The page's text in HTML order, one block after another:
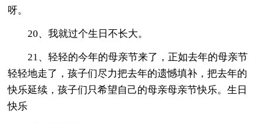
呀。
20、我就过个生日不长大。
21、轻轻的今年的母亲节来了，正如去年的母亲节
轻轻地走了，孩子们尽力把去年的遗憾填补，把去年的
快乐延续，孩子们只希望自己的母亲母亲节快乐。生日
快乐